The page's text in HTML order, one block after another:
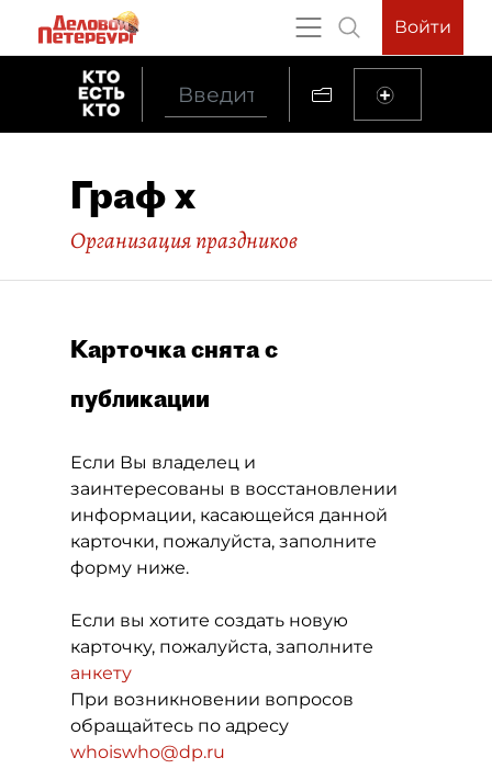
Войти
Граф х
Организация праздников
Карточка снята с
публикации
Если Вы владелец и
заинтересованы в восстановлении
информации, касающейся данной
карточки, пожалуйста, заполните
форму ниже.
Если вы хотите создать новую
карточку, пожалуйста, заполните
анкету
При возникновении вопросов
обращайтесь по адресу
whoiswho@dp.ru